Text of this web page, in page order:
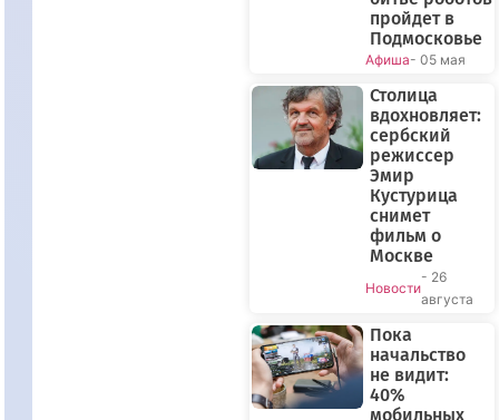
пройдет в
Подмосковье
Афиша- 05 мая
Столица
вдохновляет:
сербский
режиссер
Эмир
Кустурица
снимет
фильм о
Москве
Новости
- 26
августа
Пока
начальство
не видит:
40%
мобильных